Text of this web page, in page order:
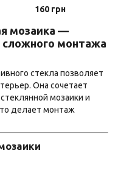
стену
160 грн
мозаика —
монтажа
стекла позволяет
Она сочетает
мозаики и
делает монтаж